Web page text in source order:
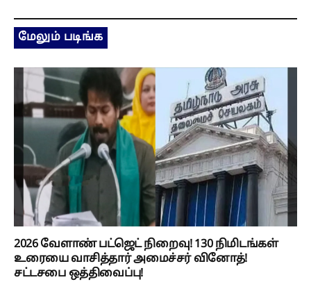
மேலும் படிங்க
2026 வேளாண் பட்ஜெட் நிறைவு! 130 நிமிடங்கள்
உரையை வாசித்தார் அமைச்சர் வினோத்!
சட்டசபை ஒத்திவைப்பு!